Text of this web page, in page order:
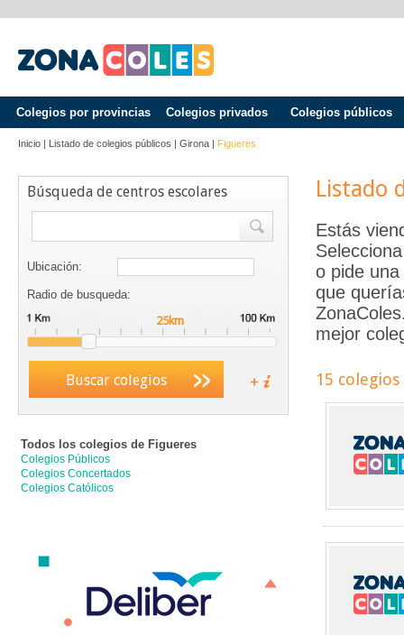
Colegios por provincias Colegios privados Colegios públicos
Inicio | Listado de colegios públicos | Girona | Figueres
Búsqueda de centros escolares
Ubicación:
Radio de busqueda:
Buscar colegios
Todos los colegios de Figueres
Colegios Públicos
Colegios Concertados
Colegios Católicos
Listado
Estás
o pide
que
mejor
15